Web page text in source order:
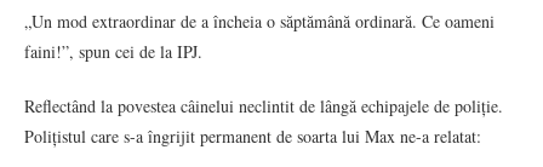
„Un mod extraordinar de a încheia o săptămână ordinară. Ce oameni
faini!”, spun cei de la IPJ.
Reflectând la povestea câinelui neclintit de lângă echipajele de poliție.
Polițistul care s-a îngrijit permanent de soarta lui Max ne-a relatat: